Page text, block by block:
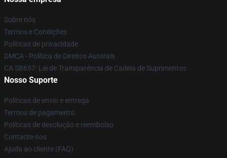
Sobre nós
Termos e Condições
Políticas de privacidade
DMCA - Política de Direitos Autorais
CA SB657: Lei de Transparência de Cadeia de Suprimentos
Nosso Suporte
Políticas de envio e entrega
Termos de pagamento
Políticas de devolução e reembolso
Contacte-nos
Ajuda ao cliente (FAQ)